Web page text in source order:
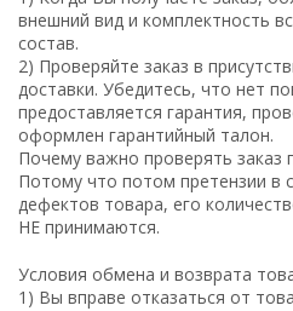
внешний вид и комплектность
состав.
2) Проверяйте заказ в
доставки. Убедитесь, что нет
предоставляется гарантия,
оформлен гарантийный талон.
Почему важно проверять заказ
Потому что потом претензии в
дефектов товара, его
НЕ принимаются.
Условия обмена и возврата
1) Вы вправе отказаться от